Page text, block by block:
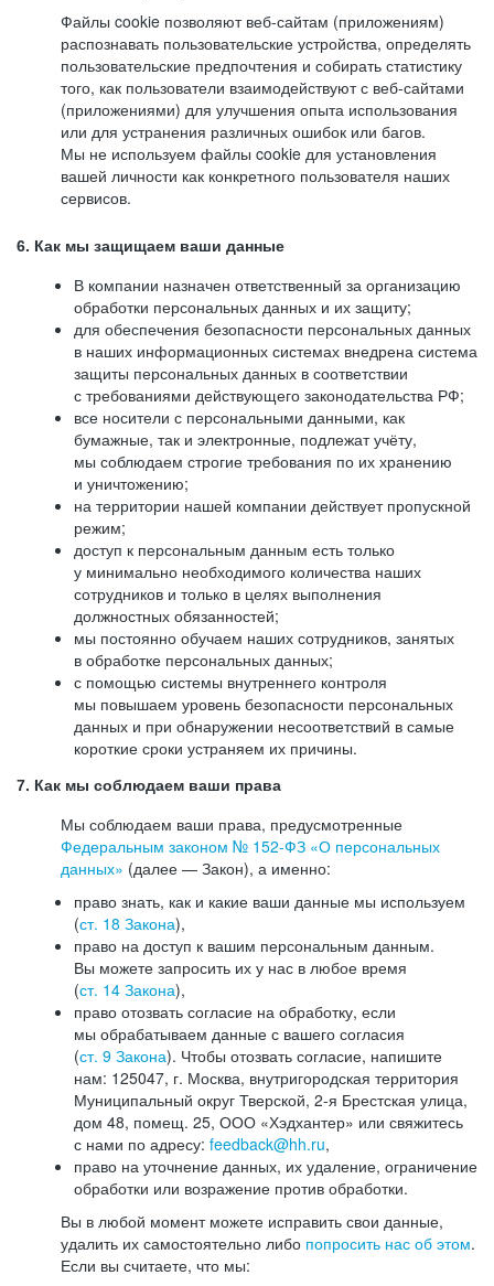
Файлы cookie позволяют веб-сайтам (приложениям)
распознавать пользовательские устройства, определять
пользовательские предпочтения и собирать статистику
того, как пользователи взаимодействуют с веб-сайтами
(приложениями) для улучшения опыта использования
или для устранения различных ошибок или багов.
Мы не используем файлы cookie для установления
вашей личности как конкретного пользователя наших
сервисов.
6. Как мы защищаем ваши данные
В компании назначен ответственный за организацию
обработки персональных данных и их защиту;
для обеспечения безопасности персональных данных
в наших информационных системах внедрена система
защиты персональных данных в соответствии
с требованиями действующего законодательства РФ;
все носители с персональными данными, как
бумажные, так и электронные, подлежат учёту,
мы соблюдаем строгие требования по их хранению
и уничтожению;
на территории нашей компании действует пропускной
режим;
доступ к персональным данным есть только
у минимально необходимого количества наших
сотрудников и только в целях выполнения
должностных обязанностей;
мы постоянно обучаем наших сотрудников, занятых
в обработке персональных данных;
с помощью системы внутреннего контроля
мы повышаем уровень безопасности персональных
данных и при обнаружении несоответствий в самые
короткие сроки устраняем их причины.
7. Как мы соблюдаем ваши права
Мы соблюдаем ваши права, предусмотренные
Федеральным законом № 152-ФЗ «О персональных
данных» (далее — Закон), а именно:
право знать, как и какие ваши данные мы используем
(ст. 18 Закона),
право на доступ к вашим персональным данным.
Вы можете запросить их у нас в любое время
(ст. 14 Закона),
право отозвать согласие на обработку, если
мы обрабатываем данные с вашего согласия
(ст. 9 Закона). Чтобы отозвать согласие, напишите
нам: 125047, г. Москва, внутригородская территория
Муниципальный округ Тверской, 2-я Брестская улица,
дом 48, помещ. 25, ООО «Хэдхантер» или свяжитесь
с нами по адресу: feedback@hh.ru,
право на уточнение данных, их удаление, ограничение
обработки или возражение против обработки.
Вы в любой момент можете исправить свои данные,
удалить их самостоятельно либо попросить нас об этом.
Если вы считаете, что мы: